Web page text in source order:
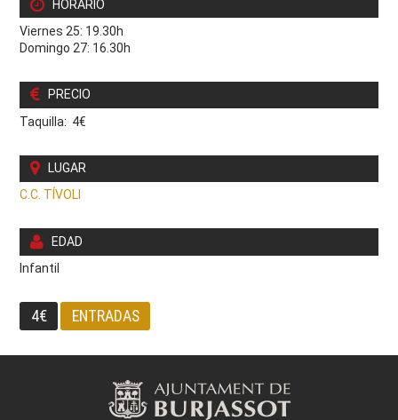
HORARIO
Viernes 25: 19.30h
Domingo 27: 16.30h
PRECIO
Taquilla: 4€
LUGAR
C.C. TÍVOLI
EDAD
Infantil
4€ ENTRADAS